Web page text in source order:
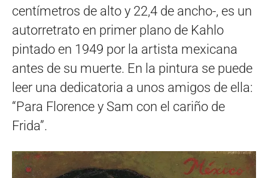
centímetros de alto y 22,4 de ancho-, es un
autorretrato en primer plano de Kahlo
pintado en 1949 por la artista mexicana
antes de su muerte. En la pintura se puede
leer una dedicatoria a unos amigos de ella:
“Para Florence y Sam con el cariño de
Frida”.